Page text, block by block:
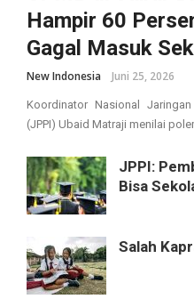
Hampir 60
Gagal Masuk
New Indonesia Juni 25, 2026
Koordinator Nasional
(JPPI) Ubaid Matraji menilai
JPPI:
Bisa
Salah